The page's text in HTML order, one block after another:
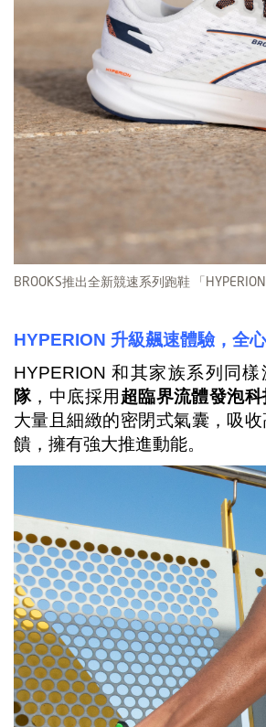
BROOKS推出全新競速系列跑鞋 「
HYPERION 升級飆速體驗，全
HYPERION 和其家族系列同
隊，中底採用 超臨界流體發泡
大量且細緻的密閉式氣囊，吸
饋，擁有強大推進動能。